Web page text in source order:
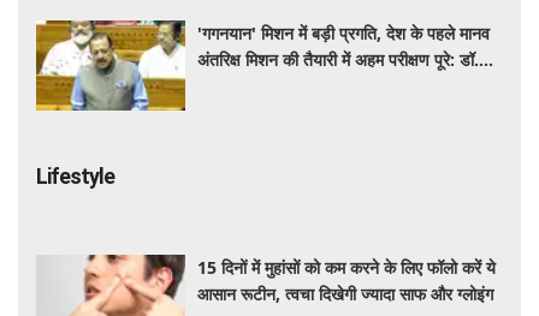
'गगनयान' मिशन में बड़ी प्रगति, देश के पहले मानव
अंतरिक्ष मिशन की तैयारी में अहम परीक्षण पूरे: डॉ.
Lifestyle
15 दिनों में मुहांसों को कम करने के लिए फॉलो करें ये
आसान रूटीन, त्वचा दिखेगी ज्यादा साफ और ग्लोइंग